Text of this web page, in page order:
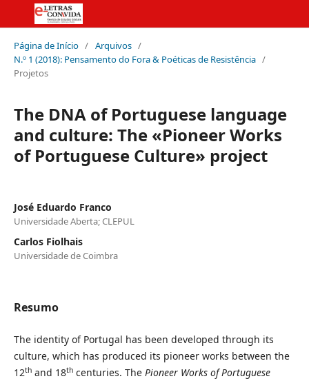
Página de Início / Arquivos /
N.º 1 (2018): Pensamento do Fora & Poéticas de Resistência /
Projetos
The DNA of Portuguese language
and culture: The «Pioneer Works
of Portuguese Culture» project
José Eduardo Franco
Universidade Aberta; CLEPUL
Carlos Fiolhais
Universidade de Coimbra
Resumo
The identity of Portugal has been developed through its
culture, which has produced its pioneer works between the
12thand 18thcenturies. The Pioneer Works of Portuguese